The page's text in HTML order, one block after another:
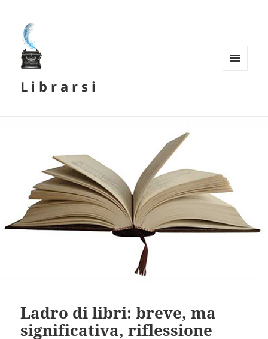
L i b r a r s i
Ladro di libri: breve, ma
significativa, riflessione